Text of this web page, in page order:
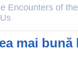
Encounters of
Us
mai